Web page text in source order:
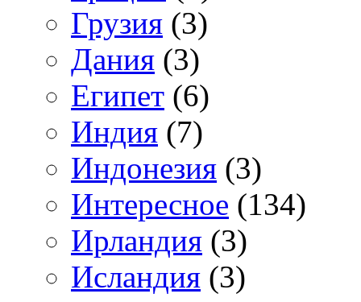
Грузия (3)
Дания (3)
Египет (6)
Индия (7)
Индонезия (3)
Интересное (134)
Ирландия (3)
Исландия (3)